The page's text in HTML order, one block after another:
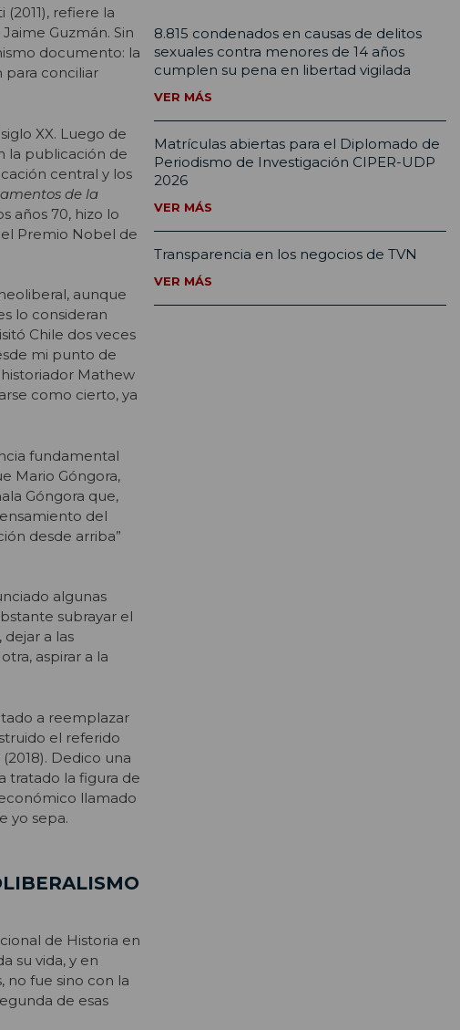
(2011), refiere la
Guzmán. Sin
documento: la
para conciliar
XX. Luego de
la publicación de
central y los
de la
años 70, hizo lo
el Premio Nobel de
aunque
lo consideran
Chile dos veces
mi punto de
Mathew
como cierto, ya
fundamental
Mario Góngora,
Góngora que,
del
desde arriba”
algunas
subrayar el
a las
aspirar a la
a reemplazar
el referido
Dedico una
tratado la figura de
llamado
yo sepa.
de Historia en
su vida, y en
no fue sino con la
de esas
8.815 condenados en causas de delitos
sexuales contra menores de 14 años
cumplen su pena en libertad vigilada
VER MÁS
Matrículas abiertas para el Diplomado de
Periodismo de Investigación CIPER-UDP
2026
VER MÁS
Transparencia en los negocios de TVN
VER MÁS